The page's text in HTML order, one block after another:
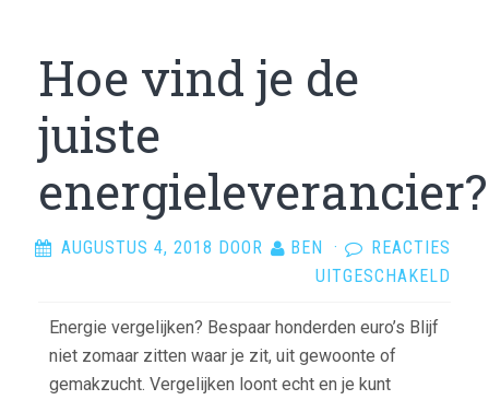
Hoe vind je de
juiste
energieleverancier?
AUGUSTUS 4, 2018 DOOR BEN ·
REACTIES
UITGESCHAKELD
Energie vergelijken? Bespaar honderden euro’s Blijf
niet zomaar zitten waar je zit, uit gewoonte of
gemakzucht. Vergelijken loont echt en je kunt